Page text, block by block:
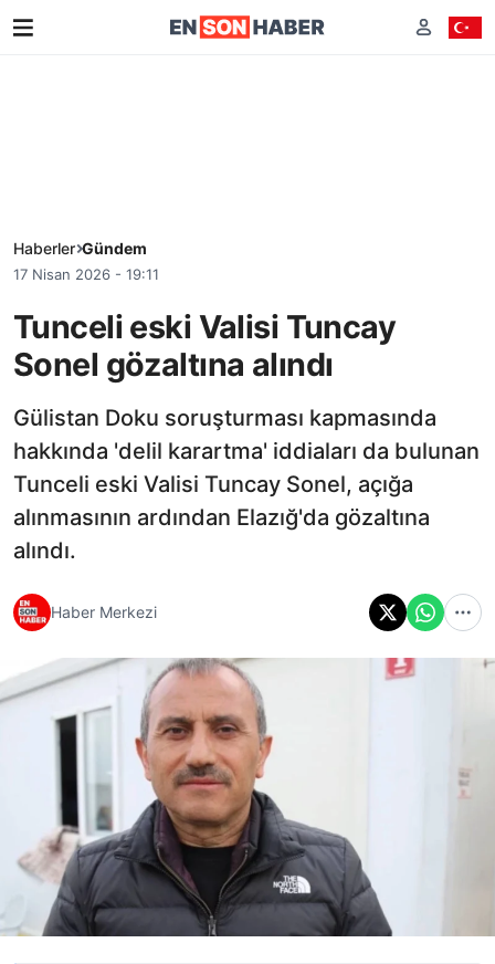
Haberler Gündem
17 Nisan 2026 - 19:11
Tunceli eski Valisi Tuncay
Sonel gözaltına alındı
Gülistan Doku soruşturması kapmasında
hakkında 'delil karartma' iddiaları da bulunan
Tunceli eski Valisi Tuncay Sonel, açığa
alınmasının ardından Elazığ'da gözaltına
alındı.
Haber Merkezi